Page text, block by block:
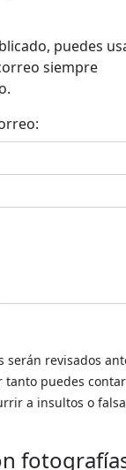
puedes
siempre
serán revisados
tanto puedes
a insultos o falsa